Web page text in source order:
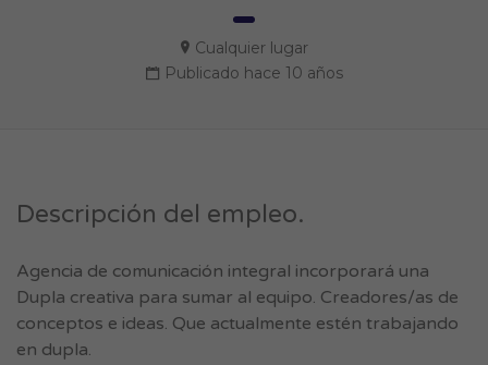
Cualquier lugar
Publicado hace 10 años
Descripción del empleo.
Agencia de comunicación integral incorporará una
Dupla creativa para sumar al equipo. Creadores/as de
conceptos e ideas. Que actualmente estén trabajando
en dupla.